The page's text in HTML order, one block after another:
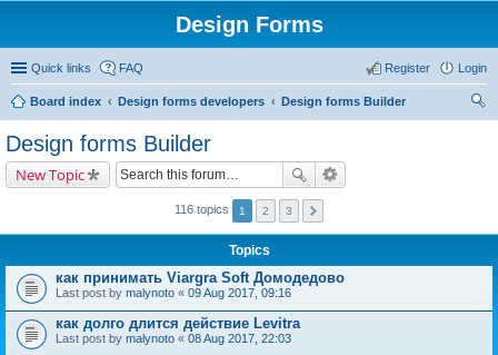
Design Forms
Quick links FAQ Login
Register
Board index Design forms developers
Design forms Builder
Design forms Builder
New Topic
116 topics 1 2 3
Topics
как принимать Viargra Soft Домодедово
Last post by malynoto « 09 Aug 2017, 09:16
как долго длится действие Levitra
Last post by malynoto « 08 Aug 2017, 22:03